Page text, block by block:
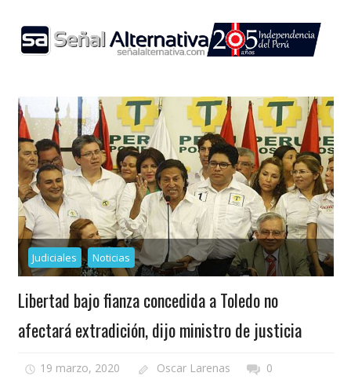
content
Judiciales Noticias
Libertad bajo fianza concedida a Toledo no
afectará extradición, dijo ministro de justicia
19 marzo, 2020 Oscar Larenas 0